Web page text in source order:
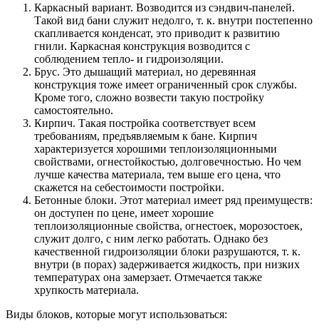
Каркасный вариант. Возводится из сэндвич-панелей.
Такой вид бани служит недолго, т. к. внутри постепенно
скапливается конденсат, это приводит к развитию
гнили. Каркасная конструкция возводится с
соблюдением тепло- и гидроизоляции.
Брус. Это дышащий материал, но деревянная
конструкция тоже имеет ограниченный срок службы.
Кроме того, сложно возвести такую постройку
самостоятельно.
Кирпич. Такая постройка соответствует всем
требованиям, предъявляемым к бане. Кирпич
характеризуется хорошими теплоизоляционными
свойствами, огнестойкостью, долговечностью. Но чем
лучше качества материала, тем выше его цена, что
скажется на себестоимости постройки.
Бетонные блоки. Этот материал имеет ряд преимуществ:
он доступен по цене, имеет хорошие
теплоизоляционные свойства, огнестоек, морозостоек,
служит долго, с ним легко работать. Однако без
качественной гидроизоляции блоки разрушаются, т. к.
внутри (в порах) задерживается жидкость, при низких
температурах она замерзает. Отмечается также
хрупкость материала.
Виды блоков, которые могут использоваться: